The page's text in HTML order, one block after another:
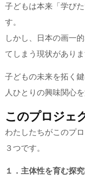
子どもは本来「学び
す。
しかし、日本の画一
てしまう現状がありま
子どもの未来を拓く
人ひとりの興味関心
このプロジェ
わたしたちがこのプ
３つです。
１．主体性を育む探